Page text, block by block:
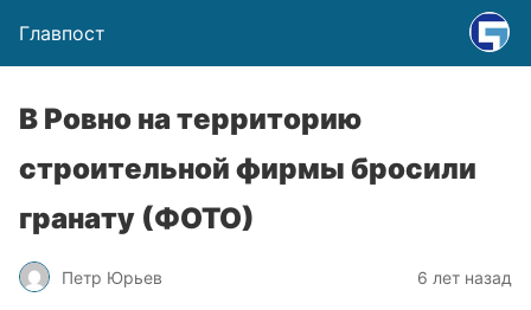
Главпост
В Ровно на территорию
строительной фирмы бросили
гранату (ФОТО)
Петр Юрьев 6 лет назад